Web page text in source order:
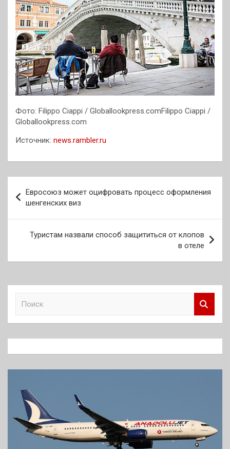
Фото: Filippo Ciappi / Globallookpress.comFilippo Ciappi /
Globallookpress.com
Источник: news.rambler.ru
по
записям
Евросоюз может оцифровать процесс оформления
шенгенских виз
Туристам назвали способ защититься от клопов
в отеле
к